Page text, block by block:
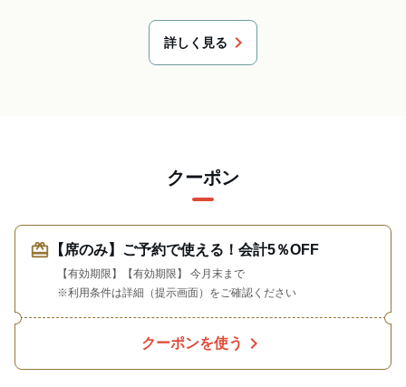
詳しく見る chevron_right
クーポン
redeem 【席のみ】ご予約で使える！会計5％OFF
【有効期限】【有効期限】 今月末まで
※利用条件は詳細（提示画面）をご確認ください
クーポンを使う chevron_right